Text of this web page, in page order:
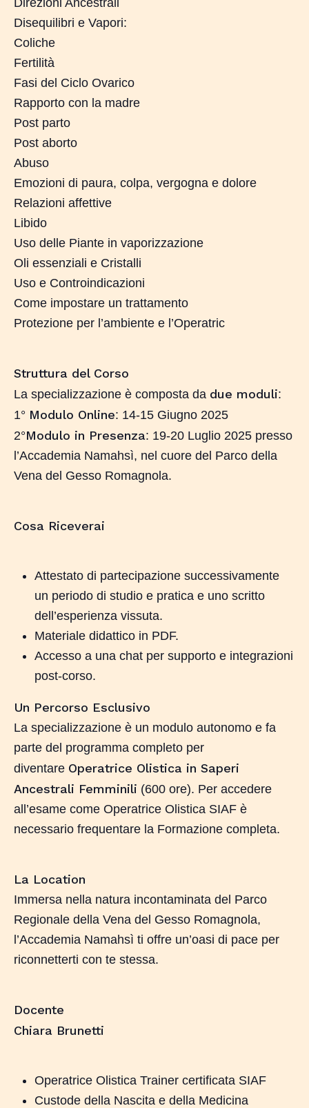
Nessun prodotto nel carrello.
Direzioni Ancestrali
Disequilibri e Vapori:
Coliche
Fertilità
Fasi del Ciclo Ovarico
Rapporto con la madre
Post parto
Post aborto
Abuso
Emozioni di paura, colpa, vergogna e dolore
Relazioni affettive
Libido
Uso delle Piante in vaporizzazione
Oli essenziali e Cristalli
Uso e Controindicazioni
Come impostare un trattamento
Protezione per l’ambiente e l’Operatric
Struttura del Corso
La specializzazione è composta da due moduli:
1° Modulo Online: 14-15 Giugno 2025
2°Modulo in Presenza: 19-20 Luglio 2025 presso
l’Accademia Namahsì, nel cuore del Parco della
Vena del Gesso Romagnola.
Cosa Riceverai
Attestato di partecipazione successivamente
un periodo di studio e pratica e uno scritto
dell’esperienza vissuta.
Materiale didattico in PDF.
Accesso a una chat per supporto e integrazioni
post-corso.
Un Percorso Esclusivo
La specializzazione è un modulo autonomo e fa
parte del programma completo per
diventare Operatrice Olistica in Saperi
Ancestrali Femminili (600 ore). Per accedere
all’esame come Operatrice Olistica SIAF è
necessario frequentare la Formazione completa.
La Location
Immersa nella natura incontaminata del Parco
Regionale della Vena del Gesso Romagnola,
l’Accademia Namahsì ti offre un’oasi di pace per
riconnetterti con te stessa.
Docente
Chiara Brunetti
Operatrice Olistica Trainer certificata SIAF
Custode della Nascita e della Medicina